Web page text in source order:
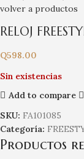
volver a productos
RELOJ
Q598.00
Sin existencias
Add to compare
SKU: FA101085
Categoría:
Productos